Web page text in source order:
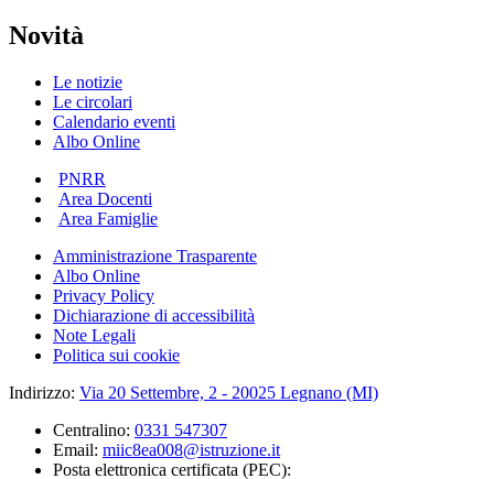
Novità
Le notizie
Le circolari
Calendario eventi
Albo Online
PNRR
Area Docenti
Area Famiglie
Amministrazione Trasparente
Albo Online
Privacy Policy
Dichiarazione di accessibilità
Note Legali
Politica sui cookie
Indirizzo: Via 20 Settembre, 2 - 20025 Legnano (MI)
Centralino: 0331 547307
Email: miic8ea008@istruzione.it
Posta elettronica certificata (PEC):